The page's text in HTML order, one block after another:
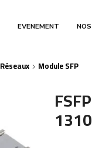
EVENEMENT
Réseaux Module SFP